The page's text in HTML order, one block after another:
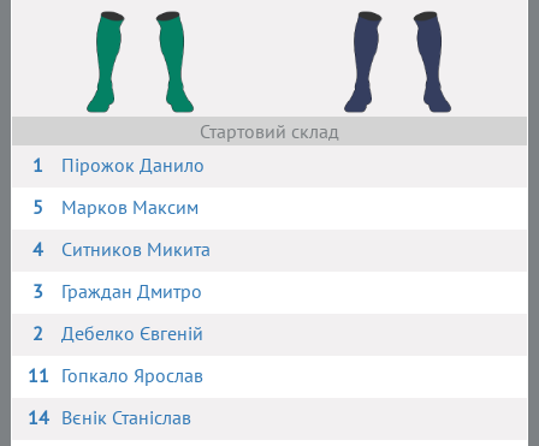
Стартовий склад
1
Пірожок Данило
5
Марков Максим
4
Ситников Микита
3
Граждан Дмитро
2
Дебелко Євгеній
11 Гопкало Ярослав
14 Вєнік Станіслав